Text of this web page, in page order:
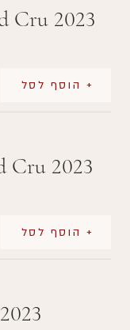
Cru 2023
+ הוסף לסל
Cru 2023
+ הוסף לסל